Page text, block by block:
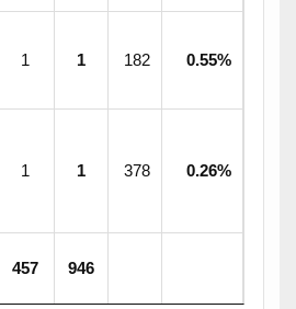
1 1 182 0.55%
1 1 378 0.26%
457 946